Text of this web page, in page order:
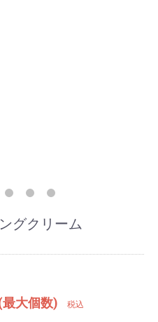
グクリーム
大個数) 税込